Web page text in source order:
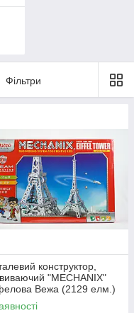
Фільтри
конструктор,
"MECHANIX"
Вежа (2129 елм.)